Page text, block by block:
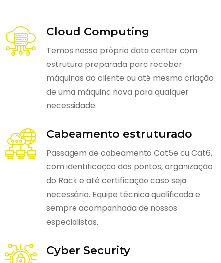
Cloud Computing
Temos nosso próprio data center com
estrutura preparada para receber
máquinas do cliente ou até mesmo criação
de uma máquina nova para qualquer
necessidade.
Cabeamento estruturado
Passagem de cabeamento Cat5e ou Cat6,
com identificação dos pontos, organização
do Rack e até certificação caso seja
necessário. Equipe técnica qualificada e
sempre acompanhada de nossos
especialistas.
Cyber Security